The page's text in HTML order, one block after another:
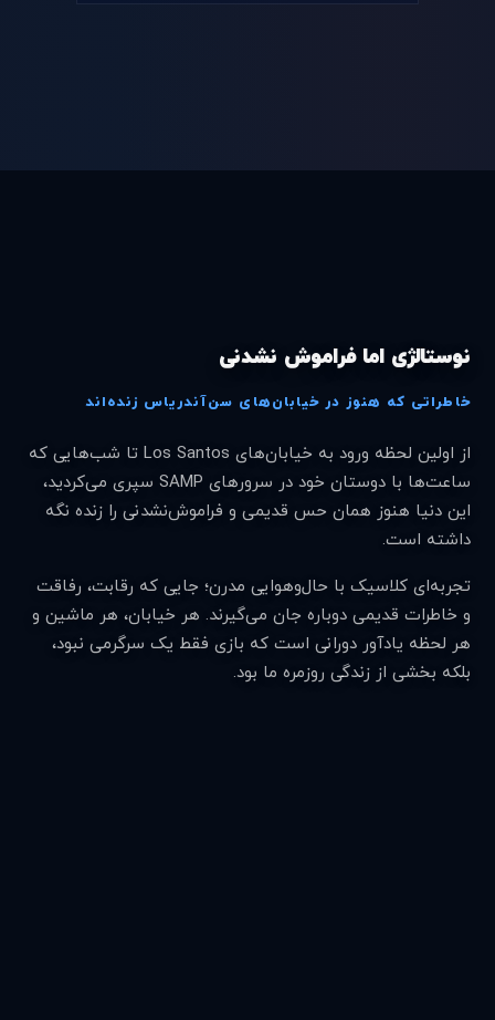
نوستالژی اما فراموش نشدنی
خاطراتی که هنوز در خیابان‌های سن‌آندریاس زنده‌اند
از اولین لحظه ورود به خیابان‌های Los Santos تا شب‌هایی که
ساعت‌ها با دوستان خود در سرورهای SAMP سپری می‌کردید،
این دنیا هنوز همان حس قدیمی و فراموش‌نشدنی را زنده نگه
داشته است.
تجربه‌ای کلاسیک با حال‌وهوایی مدرن؛ جایی که رقابت، رفاقت
و خاطرات قدیمی دوباره جان می‌گیرند. هر خیابان، هر ماشین و
هر لحظه یادآور دورانی است که بازی فقط یک سرگرمی نبود،
بلکه بخشی از زندگی روزمره ما بود.